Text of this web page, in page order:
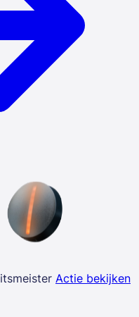
Actie bekijken